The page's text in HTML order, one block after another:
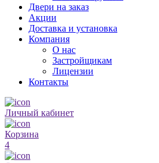
Двери на заказ
Акции
Доставка и установка
Компания
О нас
Застройщикам
Лицензии
Контакты
Личный кабинет
Корзина
4